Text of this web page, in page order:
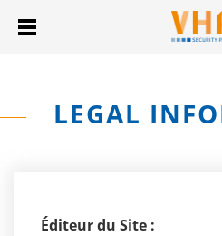
LEGAL
Éditeur du Site :